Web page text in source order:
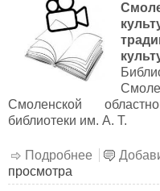
Смоленской
библиотеки им. А. Т.
Подробнее о Итоги
просмотра